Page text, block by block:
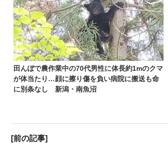
田んぼで農作業中の70代男性に体長約1mのクマ
が体当たり…顔に擦り傷を負い病院に搬送も命
に別条なし 新潟・南魚沼
[前の記事]